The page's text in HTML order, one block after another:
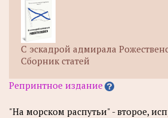
С эскадрой адмирала
Сборник статей
Репринтное издание
"На морском распутьи" - второе,